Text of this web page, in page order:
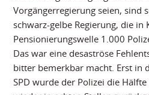
Vorgängerregierung seien, sind
schwarz-gelbe Regierung, die in
Pensionierungswelle 1.000
Das war eine desaströse
bitter bemerkbar macht. Erst in
SPD wurde der Polizei die